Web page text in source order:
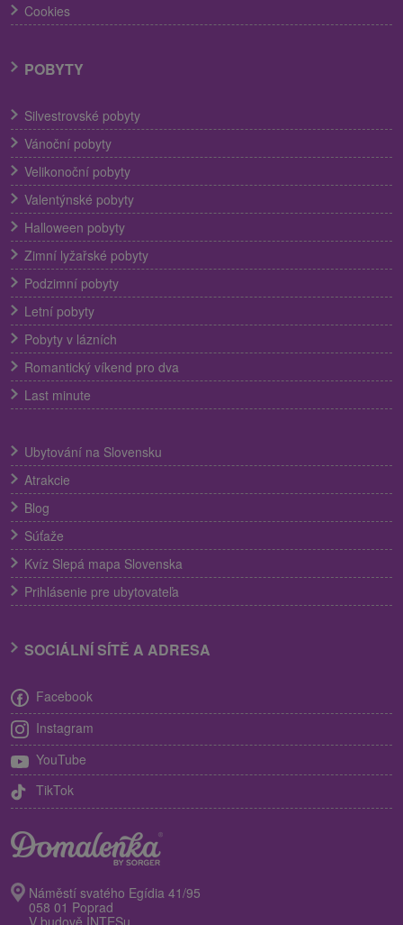
Cookies
POBYTY
Silvestrovské pobyty
Vánoční pobyty
Velikonoční pobyty
Valentýnské pobyty
Halloween pobyty
Zimní lyžařské pobyty
Podzimní pobyty
Letní pobyty
Pobyty v lázních
Romantický víkend pro dva
Last minute
Ubytování na Slovensku
Atrakcie
Blog
Súťaže
Kvíz Slepá mapa Slovenska
Prihlásenie pre ubytovateľa
SOCIÁLNÍ SÍTĚ A ADRESA
Facebook
Instagram
YouTube
TikTok
Náměstí svatého Egídia 41/95
058 01 Poprad